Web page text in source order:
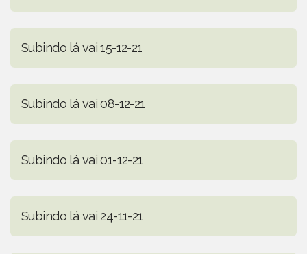
Subindo lá vai 15-12-21
Subindo lá vai 08-12-21
Subindo lá vai 01-12-21
Subindo lá vai 24-11-21